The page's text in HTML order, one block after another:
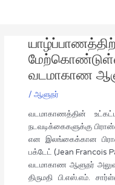
வடமாகாண
/ ஆளுநர்
வடமாகாணத்தின்
நடவடிக்கைகளுக்கு
என இலங்கைக்கான
பக்டேட் (Jean Francois
வடமாகாண ஆளுநர்
திருமதி பி.எஸ்.எம்.
navigation